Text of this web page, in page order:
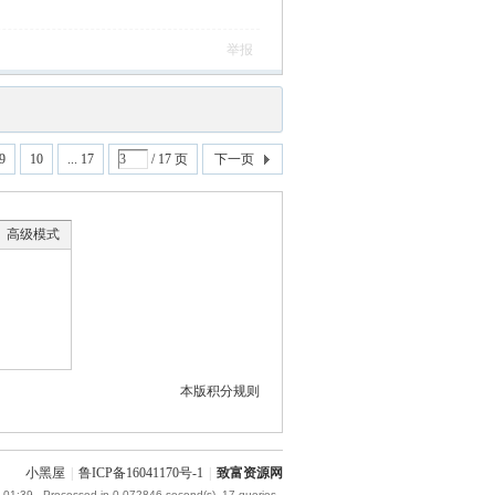
举报
9 10 ... 17 / 17 页 下一页
高级模式
本版积分规则
小黑屋 鲁ICP备16041170号-1 致富资源网